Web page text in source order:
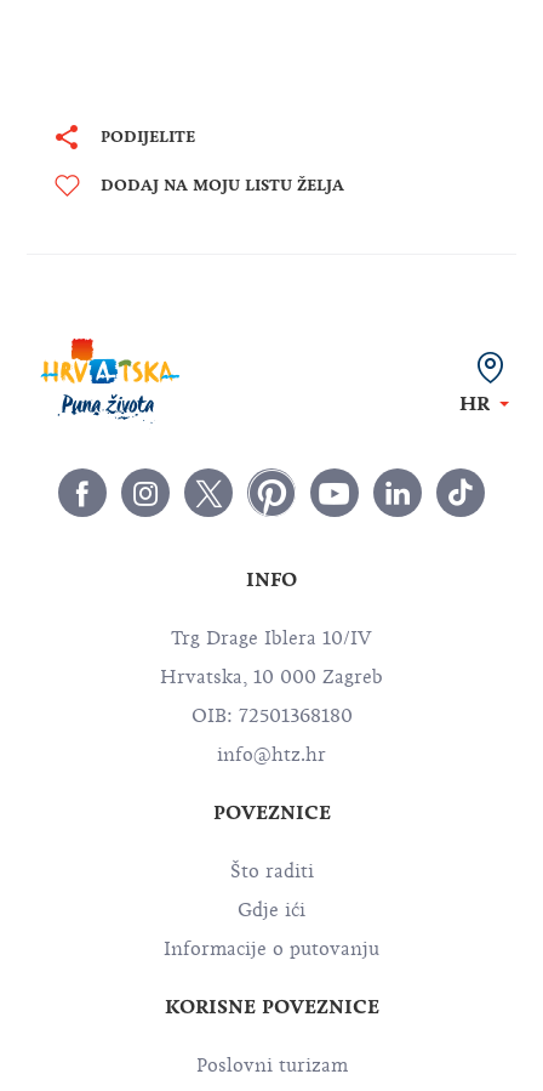
PODIJELITE
DODAJ NA MOJU LISTU ŽELJA
HR
INFO
Trg Drage Iblera 10/IV
Hrvatska, 10 000 Zagreb
OIB: 72501368180
info@htz.hr
POVEZNICE
Što raditi
Gdje ići
Informacije o putovanju
KORISNE POVEZNICE
Poslovni turizam